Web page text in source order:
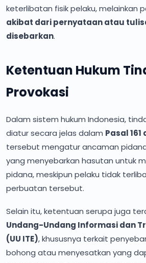
keterlibatan fisik pelaku, melainkan
akibat dari pernyataan atau
disebarkan.
Ketentuan Hukum
Provokasi
Dalam sistem hukum Indonesia,
diatur secara jelas dalam Pasal 161
tersebut mengatur ancaman
yang menyebarkan hasutan untuk
pidana, meskipun pelaku tidak
perbuatan tersebut.
Selain itu, ketentuan serupa juga
Undang-Undang Informasi dan
(UU ITE), khususnya terkait
bohong atau menyesatkan yang